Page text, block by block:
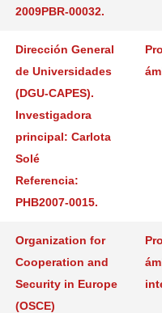
2009PBR-00032.
Dirección General
de Universidades
(DGU-CAPES).
Investigadora
principal: Carlota
Solé
Referencia:
PHB2007-0015.
Organization for
Cooperation and
Security in Europe
(OSCE)